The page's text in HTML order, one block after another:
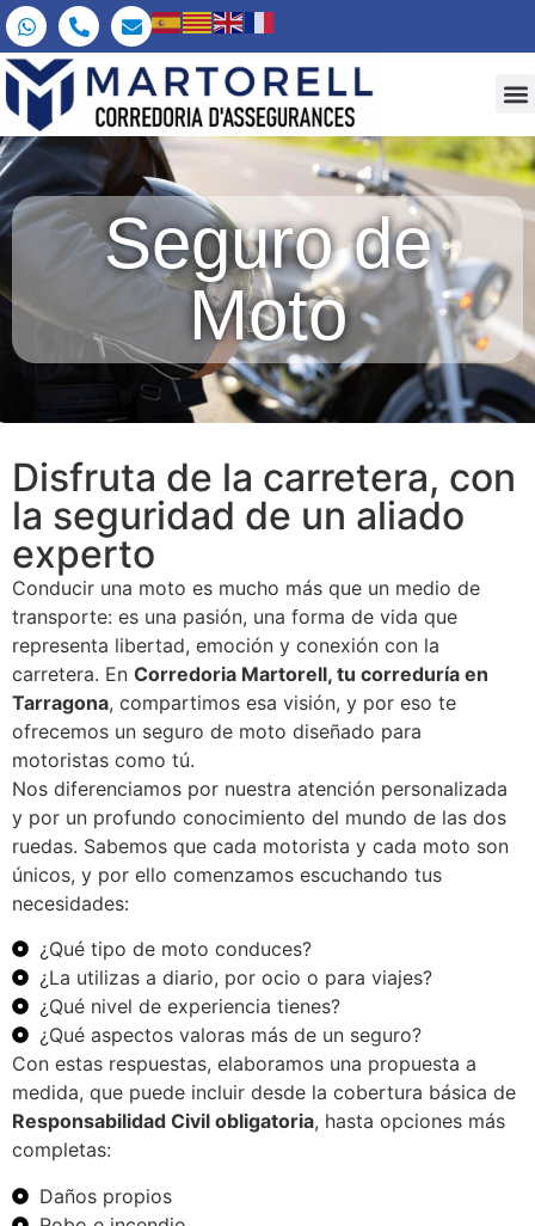
Seguro de
Moto
Disfruta de la carretera, con
la seguridad de un aliado
experto
Conducir una moto es mucho más que un medio de
transporte: es una pasión, una forma de vida que
representa libertad, emoción y conexión con la
carretera. En Corredoria Martorell, tu correduría en
Tarragona, compartimos esa visión, y por eso te
ofrecemos un seguro de moto diseñado para
motoristas como tú.
Nos diferenciamos por nuestra atención personalizada
y por un profundo conocimiento del mundo de las dos
ruedas. Sabemos que cada motorista y cada moto son
únicos, y por ello comenzamos escuchando tus
necesidades:
¿Qué tipo de moto conduces?
¿La utilizas a diario, por ocio o para viajes?
¿Qué nivel de experiencia tienes?
¿Qué aspectos valoras más de un seguro?
Con estas respuestas, elaboramos una propuesta a
medida, que puede incluir desde la cobertura básica de
Responsabilidad Civil obligatoria, hasta opciones más
completas:
Daños propios